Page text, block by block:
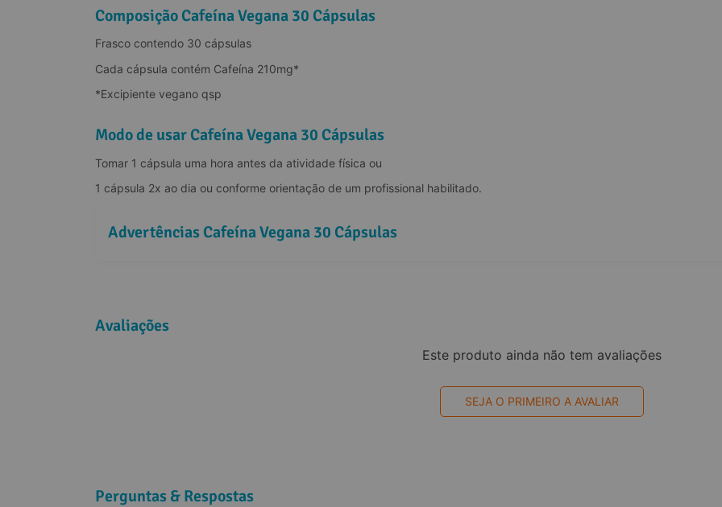
Composição Cafeína Vegana 30 Cápsulas
Frasco contendo 30 cápsulas
Cada cápsula contém Cafeína 210mg*
*Excipiente vegano qsp
Modo de usar Cafeína Vegana 30 Cápsulas
Tomar 1 cápsula uma hora antes da atividade física ou
1 cápsula 2x ao dia ou conforme orientação de um profissional habilitado.
Advertências Cafeína Vegana 30 Cápsulas
Avaliações
Este produto ainda não tem avaliações
SEJA O PRIMEIRO A AVALIAR
Perguntas & Respostas